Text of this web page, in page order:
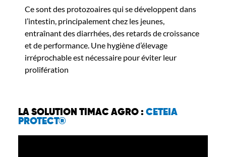
Ce sont des protozoaires qui se développent dans
l’intestin, principalement chez les jeunes,
entraînant des diarrhées, des retards de croissance
et de performance. Une hygiène d’élevage
irréprochable est nécessaire pour éviter leur
prolifération
LA SOLUTION TIMAC AGRO : CETEIA
PROTECT®